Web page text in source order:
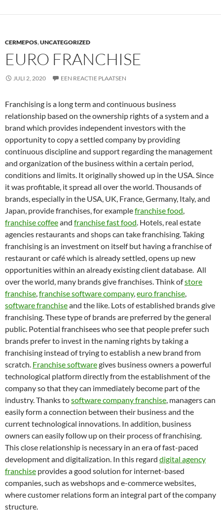
CERMEPOS,UNCATEGORIZED
EURO FRANCHISE
JULI 2, 2020 EEN REACTIE PLAATSEN
Franchising is a long term and continuous business
relationship based on the ownership rights of a system and a
brand which provides independent investors with the
opportunity to copy a settled company by providing
continuous discipline and support regarding the management
and organization of the business within a certain period,
conditions and limits. It originally showed up in the USA. Since
it was profitable, it spread all over the world. Thousands of
brands, especially in the USA, UK, France, Germany, Italy, and
Japan, provide franchises, for examplefranchise food,
franchise coffeeand franchise fast food. Hotels, real estate
agencies restaurants and shops can take franchising. Taking
franchising is an investment on itself but having a franchise of
restaurant or café which is already settled, opens up new
opportunities within an already existing client database. All
over the world, many brands give franchises. Think ofstore
franchise,franchise software company,euro franchise,
software franchiseand the like. Lots of established brands give
franchising. These type of brands are preferred by the general
public. Potential franchisees who see that people prefer such
brands prefer to invest in the naming rights by taking a
franchising instead of trying to establish a new brand from
scratch. Franchise softwaregives business owners a powerful
technological platform directly from the establishment of the
company so that they can immediately become part of the
industry. Thanks tosoftware company franchise, managers can
easily form a connection between their business and the
current technological innovations. In addition, business
owners can easily follow up on their process of franchising.
This close relationship is necessary in an era of fast-paced
development and digitalization. In this regard digital agency
franchise provides a good solution for internet-based
companies, such as webshops and e-commerce websites,
where customer relations form an integral part of the company
structure.